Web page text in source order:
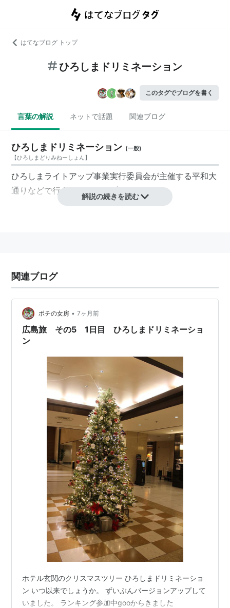
はてなブログ トップ
ひろしまドリミネーション
このタグでブログを書く
言葉の解説 ネットで話題 関連ブログ
ひろしまドリミネーション (一般)
【ひろしまどりみねーしょん】
ひろしまライトアップ事業実行委員会が主催する平和大
通り などで行うライトアップイベント。
解説の続きを読む
関連ブログ
ポチの女房 • 7ヶ月前
広島旅 その5 1日目 ひろしまドリミネーショ
ン
ホテル玄関のクリスマスツリー ひろしまドリミネーショ
ン いつ以来でしょうか。 ずいぶんバージョンアップして
いました。 ランキング参加中gooからきました